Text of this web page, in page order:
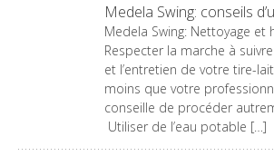
Medela Swing: conseils
Medela Swing: Nettoyage et
Respecter la marche à
et l’entretien de votre tire-
moins que votre
conseille de procéder
Utiliser de l’eau potable […]